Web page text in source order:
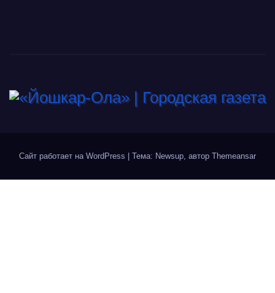
Сайт работает на WordPress Тема: Newsup, автор Themeansar